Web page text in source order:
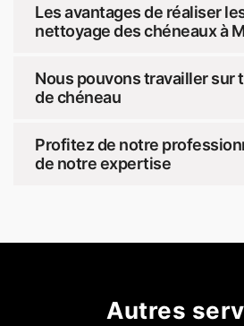
Les avantages de réaliser
nettoyage des chéneaux à
Nous pouvons travailler sur
de chéneau
Profitez de notre
de notre expertise
Autres